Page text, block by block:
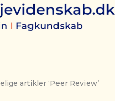
artikler ‘Peer Review’